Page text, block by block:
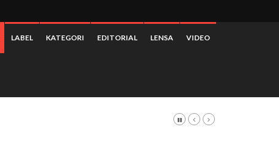
LABEL KATEGORI EDITORIAL LENSA VIDEO